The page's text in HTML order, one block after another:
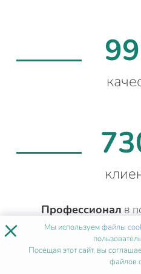
Профессионал в
фармацевтов и
Более 4 лет опыта
Составит
соответствии с
× Мы используемфайлы
Посещая этот сайт, вы
файлов